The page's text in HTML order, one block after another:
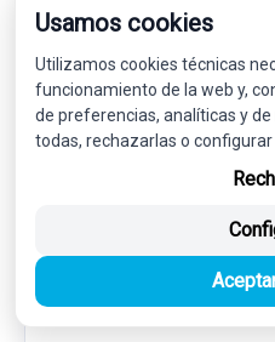
MOTOR LIMPIA TRASERO
W000001758
AUDI A4 B8 AVANT (8K5) 3.0 TDI
Usamos cookies
Utilizamos cookies técnicas
funcionamiento de la web y,
de preferencias, analíticas y
todas, rechazarlas o configurar